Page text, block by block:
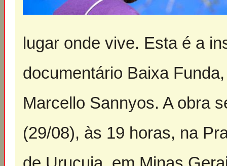
lugar onde vive. Esta é a
documentário Baixa
Marcello Sannyos. A obra
(29/08), às 19 horas, na